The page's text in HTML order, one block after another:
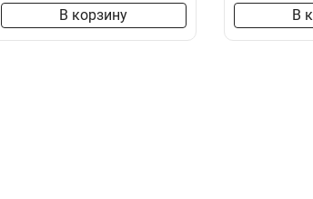
В корзину В